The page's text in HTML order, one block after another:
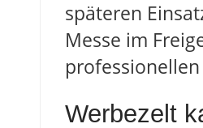
späteren
Messe im
Werbezelt